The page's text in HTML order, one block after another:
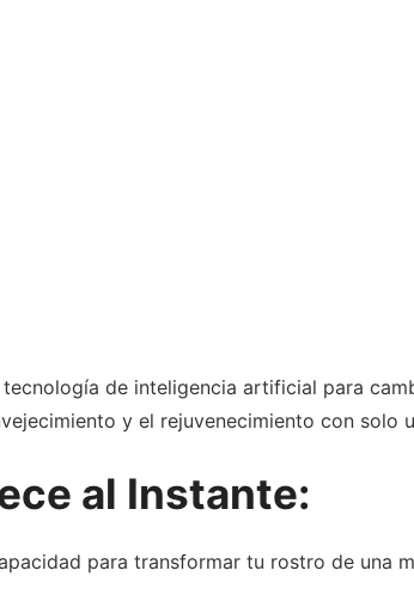
de inteligencia artificial para
y el rejuvenecimiento con solo
al Instante:
para transformar tu rostro de una